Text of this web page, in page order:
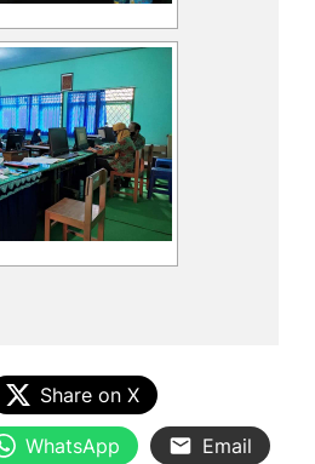
Share on X
WhatsApp Email